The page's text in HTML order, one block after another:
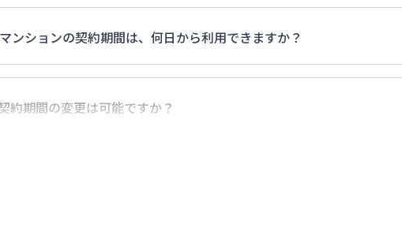
ションの契約期間は、何日から利用できますか？
（30日）以上のご契約期間の地域もございますのでお気軽にお問い
約期間の変更は可能ですか？